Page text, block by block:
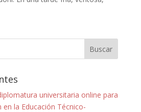
universitaria online para
la Educación Técnico-